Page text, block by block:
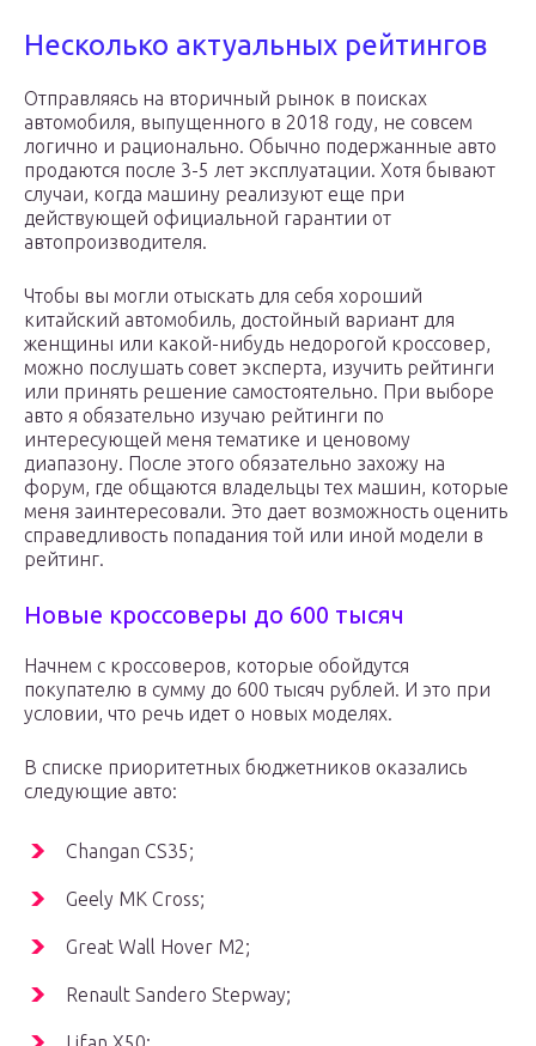
Несколько актуальных рейтингов
Отправляясь на вторичный рынок в поисках
автомобиля, выпущенного в 2018 году, не совсем
логично и рационально. Обычно подержанные авто
продаются после 3-5 лет эксплуатации. Хотя бывают
случаи, когда машину реализуют еще при
действующей официальной гарантии от
автопроизводителя.
Чтобы вы могли отыскать для себя хороший
китайский автомобиль, достойный вариант для
женщины или какой-нибудь недорогой кроссовер,
можно послушать совет эксперта, изучить рейтинги
или принять решение самостоятельно. При выборе
авто я обязательно изучаю рейтинги по
интересующей меня тематике и ценовому
диапазону. После этого обязательно захожу на
форум, где общаются владельцы тех машин, которые
меня заинтересовали. Это дает возможность оценить
справедливость попадания той или иной модели в
рейтинг.
Новые кроссоверы до 600 тысяч
Начнем с кроссоверов, которые обойдутся
покупателю в сумму до 600 тысяч рублей. И это при
условии, что речь идет о новых моделях.
В списке приоритетных бюджетников оказались
следующие авто:
Changan CS35;
Geely MK Cross;
Great Wall Hover M2;
Renault Sandero Stepway;